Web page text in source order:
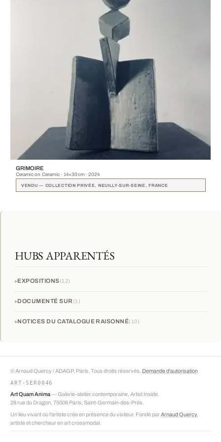
GRIMOIRE
Ceramic on Ceramic · 14×30cm · 2024
VENDU — COLLECTION PRIVÉE, NEUILLY-SUR-SEINE, FRANCE
HUBS APPARENTÉS
EXPOSITIONS 12
DOCUMENTÉ SUR 1
NOTICES DU CATALOGUE RAISONNÉ 10
© Arnaud Quercy / ADAGP, Paris. Tous droits réservés. Demande d'autorisation
ART-SER0046
Art Quam Anima— Galerie-atelier contemporaine, Artist Inside.
28 rue du Dragon, 75006 Paris, Saint-Germain-des-Prés.
Un lieu vivant où l'artiste crée en présence du visiteur. Fondé parArnaud Quercy,
artiste et chercheur en art crossmodal.